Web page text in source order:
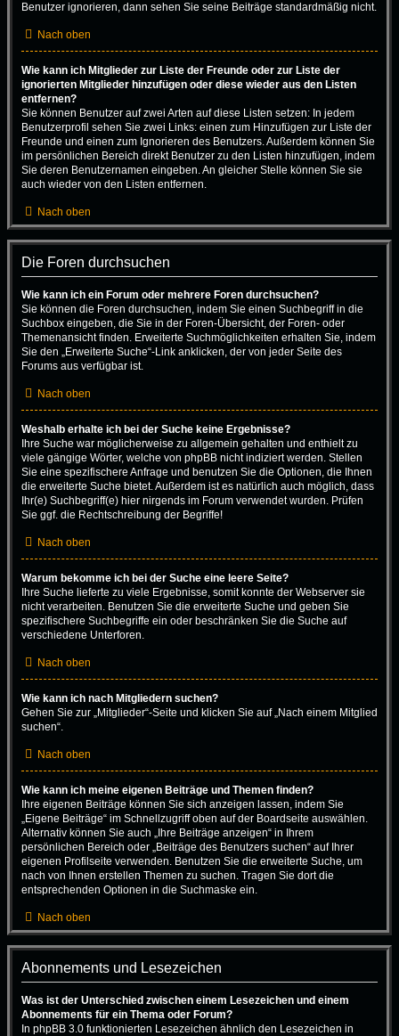
Benutzer ignorieren, dann sehen Sie seine Beiträge standardmäßig nicht.
Nach oben
Wie kann ich Mitglieder zur Liste der Freunde oder zur Liste der
ignorierten Mitglieder hinzufügen oder diese wieder aus den Listen
entfernen?
Sie können Benutzer auf zwei Arten auf diese Listen setzen: In jedem
Benutzerprofil sehen Sie zwei Links: einen zum Hinzufügen zur Liste der
Freunde und einen zum Ignorieren des Benutzers. Außerdem können Sie
im persönlichen Bereich direkt Benutzer zu den Listen hinzufügen, indem
Sie deren Benutzernamen eingeben. An gleicher Stelle können Sie sie
auch wieder von den Listen entfernen.
Nach oben
Die Foren durchsuchen
Wie kann ich ein Forum oder mehrere Foren durchsuchen?
Sie können die Foren durchsuchen, indem Sie einen Suchbegriff in die
Suchbox eingeben, die Sie in der Foren-Übersicht, der Foren- oder
Themenansicht finden. Erweiterte Suchmöglichkeiten erhalten Sie, indem
Sie den „Erweiterte Suche“-Link anklicken, der von jeder Seite des
Forums aus verfügbar ist.
Nach oben
Weshalb erhalte ich bei der Suche keine Ergebnisse?
Ihre Suche war möglicherweise zu allgemein gehalten und enthielt zu
viele gängige Wörter, welche von phpBB nicht indiziert werden. Stellen
Sie eine spezifischere Anfrage und benutzen Sie die Optionen, die Ihnen
die erweiterte Suche bietet. Außerdem ist es natürlich auch möglich, dass
Ihr(e) Suchbegriff(e) hier nirgends im Forum verwendet wurden. Prüfen
Sie ggf. die Rechtschreibung der Begriffe!
Nach oben
Warum bekomme ich bei der Suche eine leere Seite?
Ihre Suche lieferte zu viele Ergebnisse, somit konnte der Webserver sie
nicht verarbeiten. Benutzen Sie die erweiterte Suche und geben Sie
spezifischere Suchbegriffe ein oder beschränken Sie die Suche auf
verschiedene Unterforen.
Nach oben
Wie kann ich nach Mitgliedern suchen?
Gehen Sie zur „Mitglieder“-Seite und klicken Sie auf „Nach einem Mitglied
suchen“.
Nach oben
Wie kann ich meine eigenen Beiträge und Themen finden?
Ihre eigenen Beiträge können Sie sich anzeigen lassen, indem Sie
„Eigene Beiträge“ im Schnellzugriff oben auf der Boardseite auswählen.
Alternativ können Sie auch „Ihre Beiträge anzeigen“ in Ihrem
persönlichen Bereich oder „Beiträge des Benutzers suchen“ auf Ihrer
eigenen Profilseite verwenden. Benutzen Sie die erweiterte Suche, um
nach von Ihnen erstellen Themen zu suchen. Tragen Sie dort die
entsprechenden Optionen in die Suchmaske ein.
Nach oben
Abonnements und Lesezeichen
Was ist der Unterschied zwischen einem Lesezeichen und einem
Abonnements für ein Thema oder Forum?
In phpBB 3.0 funktionierten Lesezeichen ähnlich den Lesezeichen in